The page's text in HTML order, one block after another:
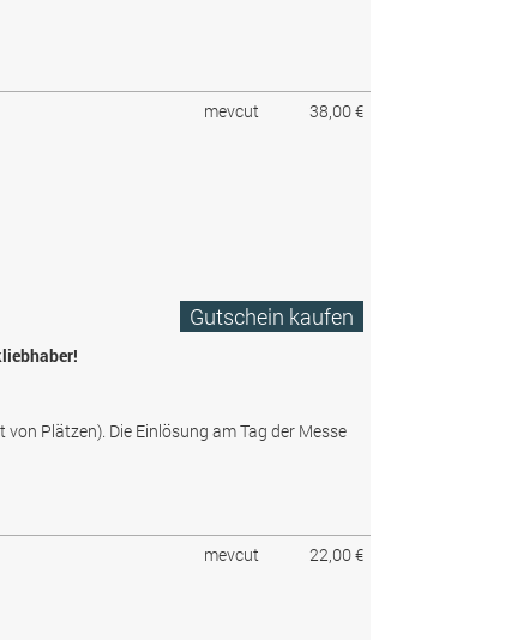
mevcut 38,00 €
Gutschein kaufen
Plätzen). Die Einlösung am Tag der Messe
mevcut 22,00 €